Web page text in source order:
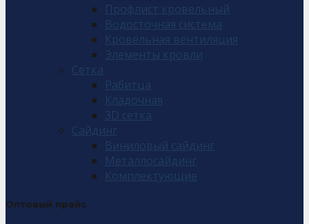
Профлист кровельный
Водосточная система
Кровельная вентиляция
Элементы кровли
Сетка
Рабитца
Кладочная
3D сетка
Сайдинг
Виниловый сайдинг
Металлосайдинг
Комплектующие
Оптовый прайс